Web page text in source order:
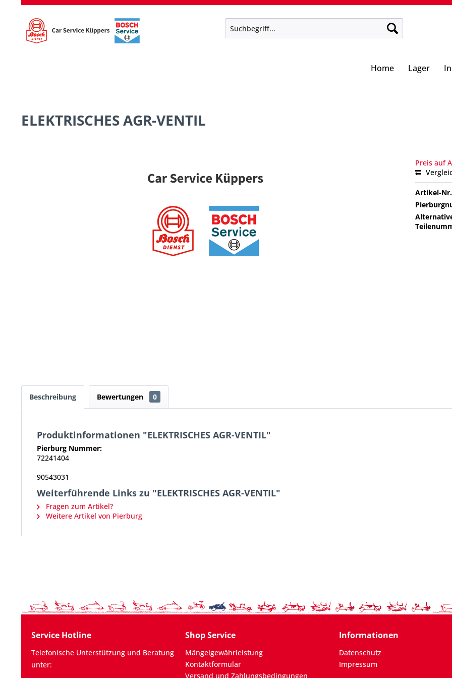
Home Lager
ELEKTRISCHES AGR-VENTIL
Preis auf
Artikel-
Beschreibung Bewertungen 0
Produktinformationen "ELEKTRISCHES AGR-VENTIL"
Pierburg Nummer:
72241404
90543031
Weiterführende Links zu "ELEKTRISCHES AGR-VENTIL"
Fragen zum Artikel?
Weitere Artikel von Pierburg
Service Hotline
Telefonische Unterstützung und Beratung
unter:
Shop Service
Mängelgewährleistung
Kontaktformular
Versand und Zahlungsbedingungen
Informationen
Datenschutz
Impressum